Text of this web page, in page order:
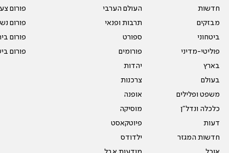
חדשות
מבזקים
ביטחוני
פוליטי-מדיני
בארץ
בעולם
משפט ופלילים
כלכלה ונדל"ן
דעות
חדשות המגזר
העולם הערבי
תרבות ופנאי
ספורט
פורומים
יהדות
צרכנות
אופנה
מוסיקה
פיוטקאסט
ילדודס
פורום
פורום
פורום
פורום